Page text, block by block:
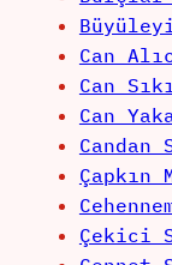
Can
Can
Can
Candan
Çapkın
Çekici